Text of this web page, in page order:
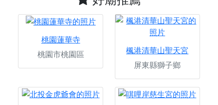
桃園蓮華寺
桃園市桃園區
楓港清華山聖天宮
屏東縣獅子鄉